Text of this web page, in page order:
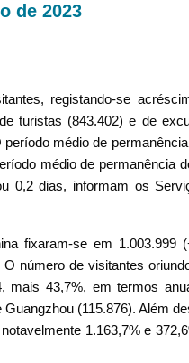
de 2023
registando-se
turistas (843.402) e de
médio de
médio de permanência
0,2 dias, informam os
fixaram-se em 1.003.999
número de visitantes
mais 43,7%, em termos
(115.876). Além
1.163,7% e